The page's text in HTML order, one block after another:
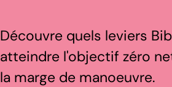
Découvre quels leviers
atteindre l'objectif zéro
la marge de manoeuvre.